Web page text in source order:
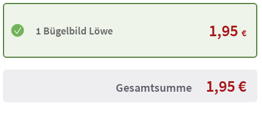
1 Bügelbild Löwe 1,95 €
Gesamtsumme 1,95€